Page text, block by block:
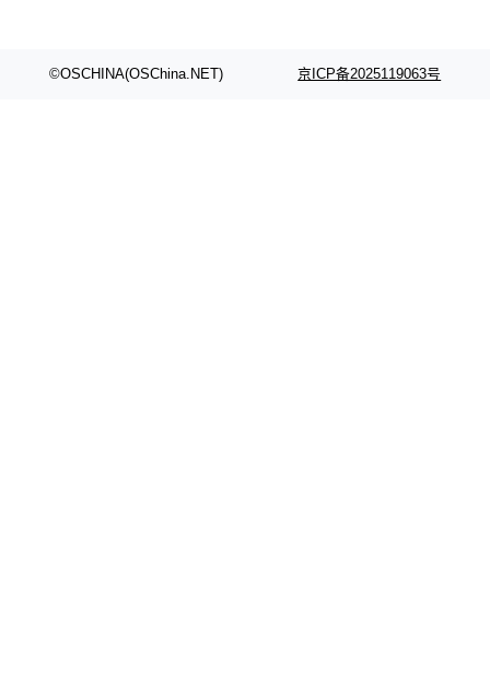
©OSCHINA(OSChina.NET) 京ICP备2025119063号